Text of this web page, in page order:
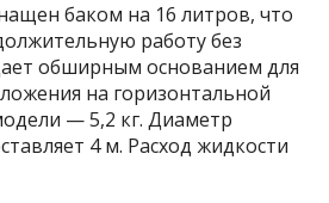
баком на 16 литров, что
работу без
обширным основанием для
на горизонтальной
— 5,2 кг. Диаметр
4 м. Расход жидкости